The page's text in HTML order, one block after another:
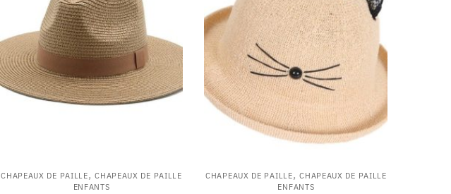
CHAPEAUX DE PAILLE,CHAPEAUX DE PAILLE
ENFANTS
CHAPEAUX DE PAILLE,CHAPEAUX DE PAILLE
ENFANTS